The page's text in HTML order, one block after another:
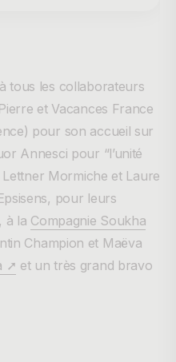
tous les collaborateurs
et Vacances France
pour son accueil sur
Annesci pour “l’unité
Lettner Mormiche et Laure
pour leurs
à la Compagnie Soukha
Champion et Maëva
➚ et un très grand bravo